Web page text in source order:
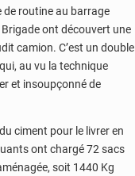
de routine au barrage
ont découvert une
camion. C’est un double
au vu la technique
et insoupçonné de
ciment pour le livrer en
ont chargé 72 sacs
soit 1440 Kg